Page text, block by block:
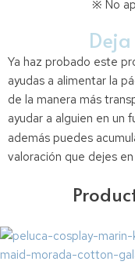
※ No
Ya haz probado este
ayudas a alimentar la
de la manera más
ayudar a alguien en un
además puedes
valoración que dejes